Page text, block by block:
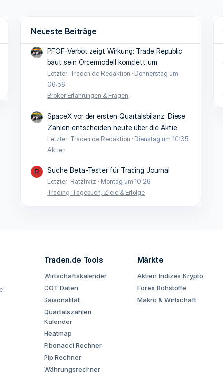
Neueste Beiträge
PFOF-Verbot zeigt Wirkung: Trade Republic
baut sein Ordermodell komplett um
Letzter: Traden.de Redaktion
Donnerstag um
06:56
Broker Erfahrungen & Fragen
SpaceX vor der ersten Quartalsbilanz: Diese
Zahlen entscheiden heute über die Aktie
Letzter: Traden.de Redaktion
Dienstag um 10:35
Aktien
R Suche Beta-Tester für Trading Journal
Letzter: Ratzfratz
Montag um 10:26
Trading-Tagebuch, Ziele & Erfolge
Traden.de Tools
Wirtschaftskalender
COT Daten
Saisonalität
Quartalszahlen
Kalender
Heatmap
Fibonacci Rechner
Pip Rechner
Währungsrechner
Märkte
Aktien Indizes Krypto
Forex Rohstoffe
Makro & Wirtschaft